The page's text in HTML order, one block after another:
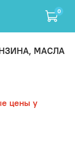
0
МАСЛА
цены у